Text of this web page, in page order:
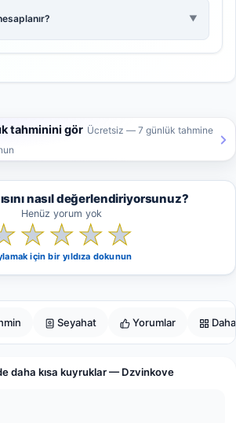
Seyahat Yorumlar
▼
tahminini gör Ücretsiz — 7 günlük tahmine
nasıl değerlendiriyorsunuz?
Henüz yorum yok
★★★★
için bir yıldıza dokunun
daha kısa kuyruklar — Dzvinkove